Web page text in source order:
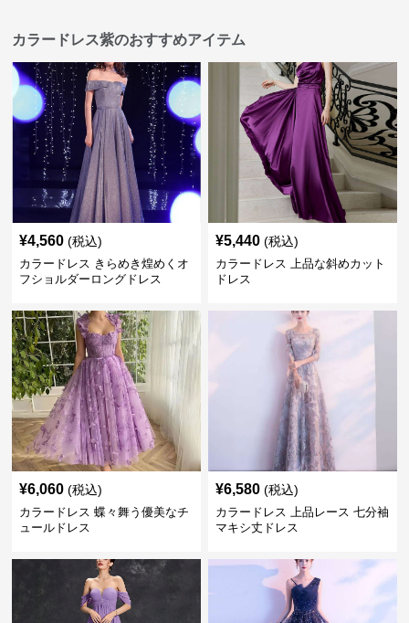
カラードレス紫のおすすめアイテム
¥4,560 (税込)
カラードレス きらめき煌めくオ
フショルダーロングドレス
¥5,440 (税込)
カラードレス 上品な斜めカット
ドレス
¥6,060 (税込)
カラードレス 蝶々舞う優美なチ
ュールドレス
¥6,580 (税込)
カラードレス 上品レース 七分袖
マキシ丈ドレス